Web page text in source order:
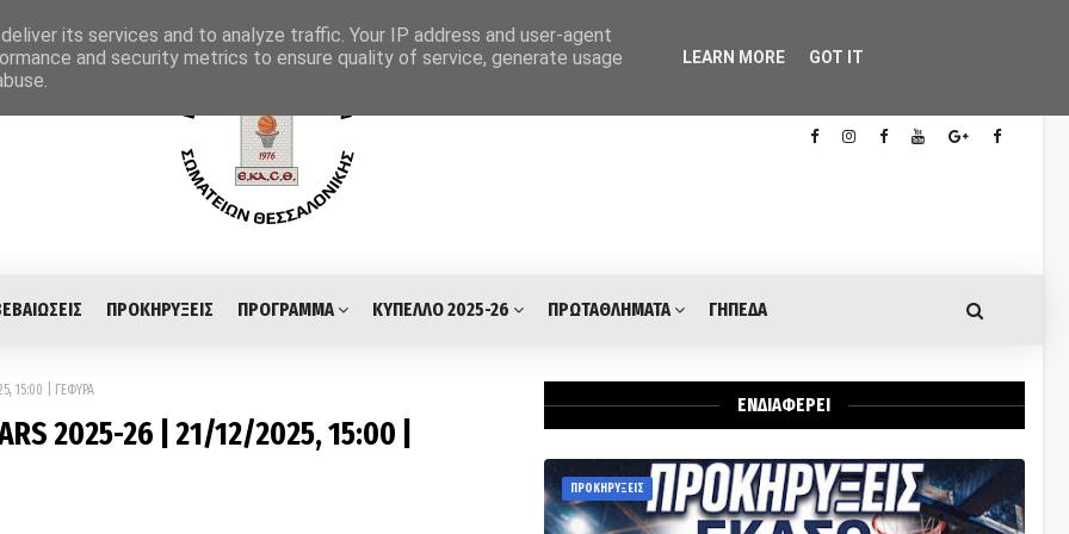
ΠΡΟΚΗΡΥΞΕΙΣ ΠΡΟΓΡΑΜΜΑ ΚΥΠΕΛΛΟ 2025-26 ΠΡΩΤΑΘΛΗΜΑΤΑ ΓΗΠΕΔΑ
15:00 | ΓΕΦΥΡΑ
2025-26 | 21/12/2025, 15:00 |
ΕΝΔΙΑΦΕΡΕΙ
ΠΡΟΚΗΡΥΞΕΙΣ
its services and to analyze traffic. Your IP address and user-agent
and security metrics to ensure quality of service, generate usage
LEARN MORE GOT IT